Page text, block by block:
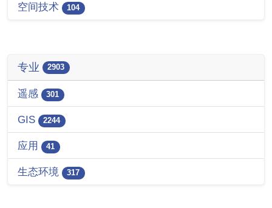
空间技术 104
专业 2903
遥感 301
GIS 2244
应用 41
生态环境 317